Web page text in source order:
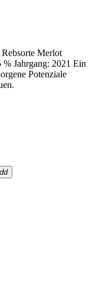
Merlot
Jahrgang: 2021 Ein
Potenziale